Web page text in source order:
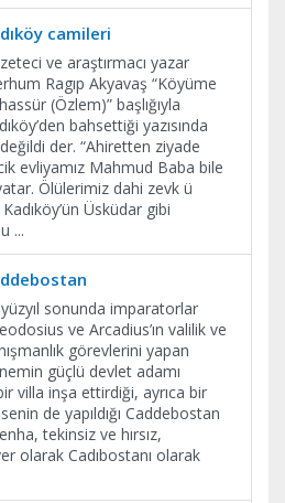
camileri
ve araştırmacı yazar
Ragıp Akyavaş “Köyüme
(Özlem)” başlığıyla
bahsettiği yazısında
der. “Ahiretten ziyade
evliyamız Mahmud Baba bile
Ölülerimiz dahi zevk ü
Üsküdar gibi
...
yüzyıl sonunda imparatorlar
ve Arcadius’ın valilik ve
görevlerini yapan
güçlü devlet adamı
villa inşa ettirdiği, ayrıca bir
de yapıldığı Caddebostan
tekinsiz ve hırsız,
olarak Cadıbostanı olarak